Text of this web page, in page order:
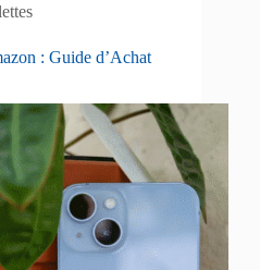
: Guide d’Achat